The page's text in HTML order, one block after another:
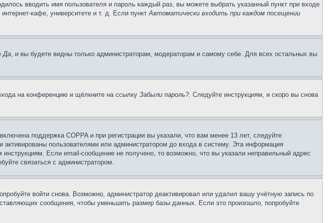
вводить имя пользователя и пароль каждый раз, вы можете выбрать указанный пункт при входе
кафе, университете и т. д. Если пунктАвтоматически входить при каждом посещении
Да, и вы будете видны только администраторам, модераторам и самому себе. Для всех остальных вы
на конференцию и щёлкните на ссылку Забыли пароль?. Следуйте инструкциям, и скоро вы снова
поддержка COPPA и при регистрации вы указали, что вам менее 13 лет, следуйте
пользователями или администратором до входа в систему. Эта информация
Если email-сообщение не получено, то возможно, что вы указали неправильный адрес
связаться с администратором.
войти снова. Возможно, администратор деактивировал или удалил вашу учётную запись по
сообщения, чтобы уменьшить размер базы данных. Если это произошло, попробуйте